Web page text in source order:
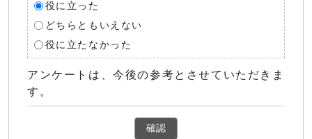
役に立った
どちらともいえない
役に立たなかった
アンケートは、今後の参考とさせていただきま
す。
確認